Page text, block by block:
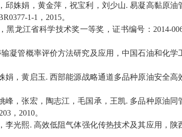
邱姝娟，黄金萍，祝宝利，刘少山.易凝高黏原油
1-1 ， 2015。
龙江省科学技术奖一等奖，证书编号： 2014-
输凝管概率评价方法研究及应用，中国石油和化学
娟，黄启玉. 西部能源战略通道多品种原油安全高
峰，张宏，陶志江，毛国承，王凯. 多品种原油同
， 2010。
李光熙. 高效低阻气体强化传热技术及其应用，陕